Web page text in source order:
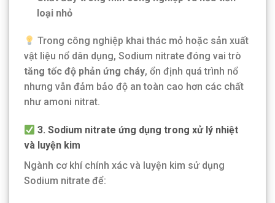
loại nhỏ
Trong công nghiệp khai thác mỏ hoặc sản xuất
vật liệu nổ dân dụng, Sodium nitrate đóng vai trò
tăng tốc độ phản ứng cháy, ổn định quá trình nổ
nhưng vẫn đảm bảo độ an toàn cao hơn các chất
như amoni nitrat.
3. Sodium nitrate ứng dụng trong xử lý nhiệt
và luyện kim
Ngành cơ khí chính xác và luyện kim sử dụng
Sodium nitrate để: